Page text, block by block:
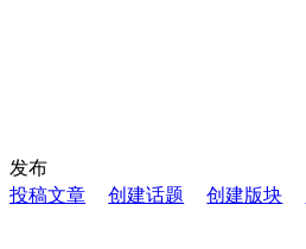
发布
投稿文章
创建话题 创建版块